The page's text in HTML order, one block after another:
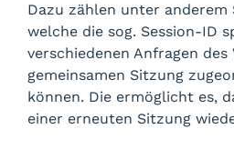
Dazu zählen unter anderem
welche die sog. Session-ID
verschiedenen Anfragen des
gemeinsamen Sitzung
können. Die ermöglicht es,
einer erneuten Sitzung